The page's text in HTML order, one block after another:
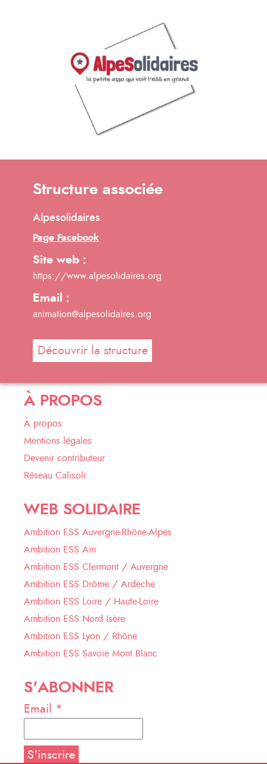
Structure associée
Alpesolidaires
Page Facebook
Site web :
https://www.alpesolidaires.org
Email :
animation@alpesolidaires.org
Découvrir la structure
À PROPOS
À propos
Mentions légales
Devenir contributeur
Réseau Calisoli
WEB SOLIDAIRE
Ambition ESS Auvergne-Rhône-Alpes
Ambition ESS Ain
Ambition ESS Clermont / Auvergne
Ambition ESS Drôme / Ardèche
Ambition ESS Loire / Haute-Loire
Ambition ESS Nord Isère
Ambition ESS Lyon / Rhône
Ambition ESS Savoie Mont Blanc
S'ABONNER
Email *